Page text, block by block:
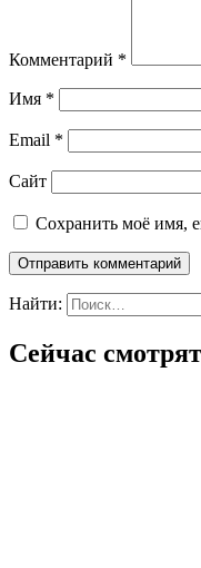
Комментарий *
Имя *
Email *
Сайт
Сохранить моё имя,
Найти:
Сейчас